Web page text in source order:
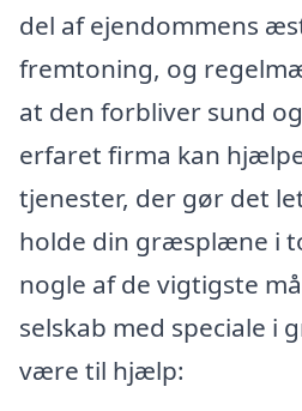
del af ejendommens
fremtoning, og
at den forbliver sund
erfaret firma kan
tjenester, der gør det
holde din græsplæne i
nogle af de vigtigste
selskab med speciale i
være til hjælp: